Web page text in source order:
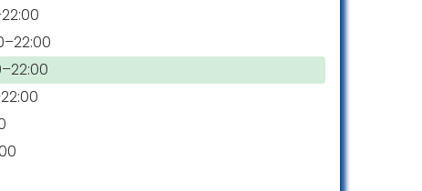
☆ 5/5
e não conseguia ficar perto de
hoje está muito mais calmo,